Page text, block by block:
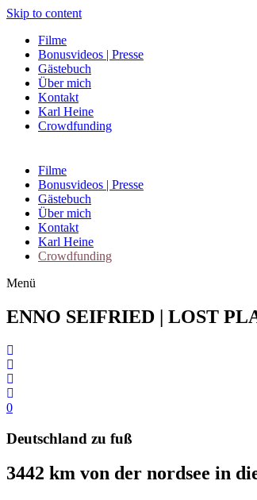
Skip to content
Filme
Bonusvideos | Presse
Gästebuch
Über mich
Kontakt
Karl Heine
Crowdfunding
Filme
Bonusvideos | Presse
Gästebuch
Über mich
Kontakt
Karl Heine
Crowdfunding
Menü
ENNO SEIFRIED | LOST
0
Deutschland zu fuß
3442 km von der nordsee in